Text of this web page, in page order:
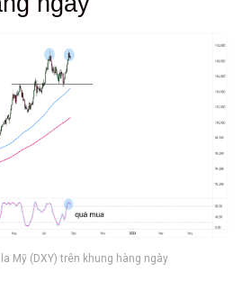
Mỹ (DXY) trên khung hàng ngày